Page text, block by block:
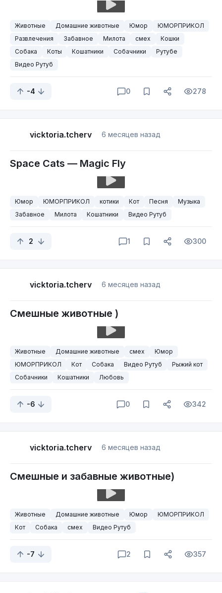
Животные Домашние животные Юмор
ЮМОРПРИКОЛ
Развлечения
Забавное Милота смех
Кошки
Собака
Коты Кошатники Собачники
Рутубе
Видео Рутуб
-4 0 278
vicktoria.tcherv 6 месяцев назад
Space Cats — Magic Fly
Юмор ЮМОРПРИКОЛ котики Кот Песня
Музыка
Забавное
Милота Кошатники Видео Рутуб
2 1 300
vicktoria.tcherv 6 месяцев назад
Смешные животные )
Животные Домашние животные смех
Юмор
ЮМОРПРИКОЛ
Кот Собака Видео Рутуб
Рыжий кот
Собачники
Кошатники Любовь
-6 0 342
vicktoria.tcherv 6 месяцев назад
Смешные и забавные животные)
Животные Домашние животные Юмор
ЮМОРПРИКОЛ
Кот
Собака смех Видео Рутуб
-7 2 357